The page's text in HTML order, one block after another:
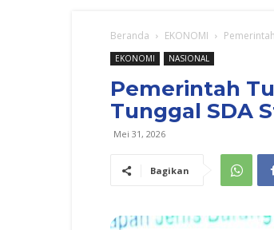
Beranda EKONOMI
EKONOMI NASIONAL
Pemerintah
Tunggal SDA
Mei 31, 2026
Bagikan